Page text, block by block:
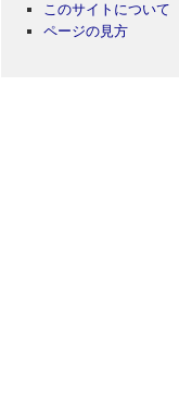
このサイトについて
ページの見方